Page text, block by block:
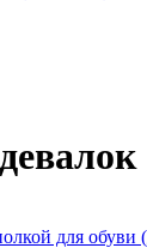
для обуви